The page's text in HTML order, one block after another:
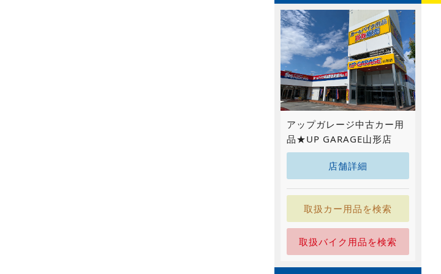
アップガレージ中古カー用
品★UP GARAGE山形店
店舗詳細
取扱カー用品を検索
取扱バイク用品を検索